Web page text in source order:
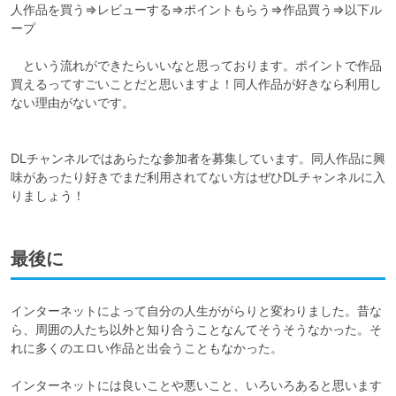
人作品を買う⇒レビューする⇒ポイントもらう⇒作品買う⇒以下ル
ープ
という流れができたらいいなと思っております。ポイントで作品
買えるってすごいことだと思いますよ！同人作品が好きなら利用し
ない理由がないです。
DLチャンネルではあらたな参加者を募集しています。同人作品に興
味があったり好きでまだ利用されてない方はぜひDLチャンネルに入
りましょう！
最後に
インターネットによって自分の人生ががらりと変わりました。昔な
ら、周囲の人たち以外と知り合うことなんてそうそうなかった。そ
れに多くのエロい作品と出会うこともなかった。
インターネットには良いことや悪いこと、いろいろあると思います